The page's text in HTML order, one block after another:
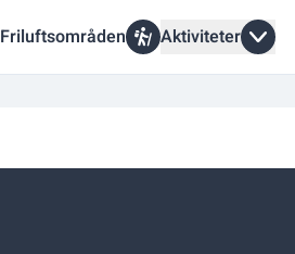
Friluftsområden Aktiviteter